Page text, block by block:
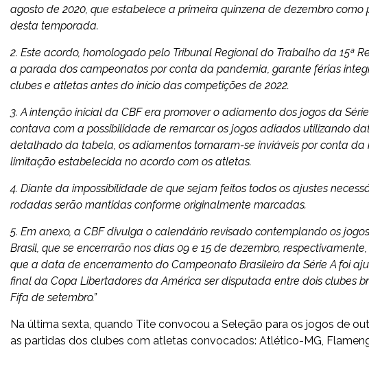
agosto de 2020, que estabelece a primeira quinzena de dezembro
desta temporada.
2. Este acordo, homologado pelo Tribunal Regional do Trabalho da 15ª
a parada dos campeonatos por conta da pandemia, garante férias
clubes e atletas antes do início das competições de 2022.
3. A intenção inicial da CBF era promover o adiamento dos jogos da
contava com a possibilidade de remarcar os jogos adiados utilizando
detalhado da tabela, os adiamentos tornaram-se inviáveis por conta
limitação estabelecida no acordo com os atletas.
4. Diante da impossibilidade de que sejam feitos todos os ajustes
rodadas serão mantidas conforme originalmente marcadas.
5. Em anexo, a CBF divulga o calendário revisado contemplando os
Brasil, que se encerrarão nos dias 09 e 15 de dezembro,
que a data de encerramento do Campeonato Brasileiro da Série A foi
final da Copa Libertadores da América ser disputada entre dois clubes
Fifa de setembro.”
Na última sexta, quando Tite convocou a Seleção para os jogos de
as partidas dos clubes com atletas convocados: Atlético-MG,